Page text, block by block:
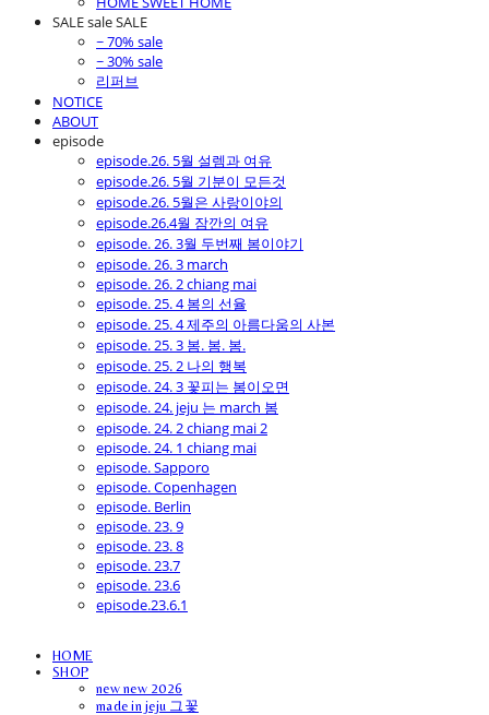
SALE sale SALE
~ 70% sale
~ 30% sale
리퍼브
NOTICE
ABOUT
episode
episode.26. 5월 설렘과 여유
episode.26. 5월 기분이 모든것
episode.26. 5월은 사랑이야의
episode.26.4월 잠깐의 여유
episode. 26. 3월 두번째 봄이야기
episode. 26. 3 march
episode. 26. 2 chiang mai
episode. 25. 4 봄의 선율
episode. 25. 4 제주의 아름다움의 사본
episode. 25. 3 봄. 봄. 봄.
episode. 25. 2 나의 행복
episode. 24. 3 꽃피는 봄이오면
episode. 24. jeju 는 march 봄
episode. 24. 2 chiang mai 2
episode. 24. 1 chiang mai
episode. Sapporo
episode. Copenhagen
episode. Berlin
episode. 23. 9
episode. 23. 8
episode. 23.7
episode. 23.6
episode.23.6.1
HOME
SHOP
new new 2026
made in jeju 그꽃